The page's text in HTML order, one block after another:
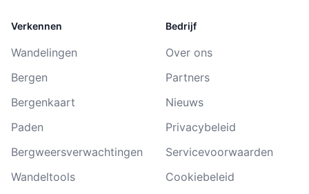
Verkennen
Wandelingen
Bergen
Bergenkaart
Paden
Bergweersverwachtingen
Wandeltools
Bedrijf
Over ons
Partners
Nieuws
Privacybeleid
Servicevoorwaarden
Cookiebeleid